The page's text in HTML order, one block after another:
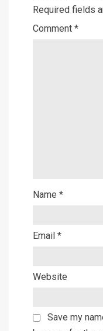
Required fields
Comment *
Name *
Email *
Website
Save my